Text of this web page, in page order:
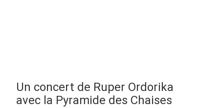
Un concert de Ruper Ordorika
avec la Pyramide des Chaises